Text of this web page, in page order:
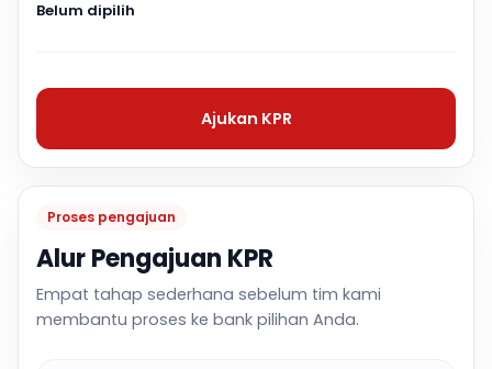
Proses pengajuan
Alur Pengajuan KPR
Empat tahap sederhana sebelum tim kami
membantu proses ke bank pilihan Anda.
Belum dipilih
Ajukan KPR